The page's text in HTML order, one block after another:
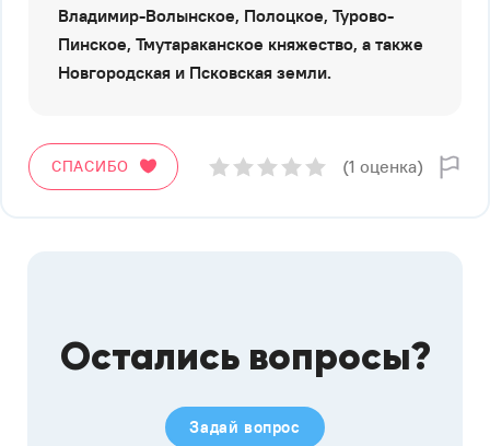
Владимир-Волынское, Полоцкое, Турово-
Пинское, Тмутараканское княжество, а также
Новгородская и Псковская земли.
СПАСИБО (1 оценка)
Остались вопросы?
Задай вопрос